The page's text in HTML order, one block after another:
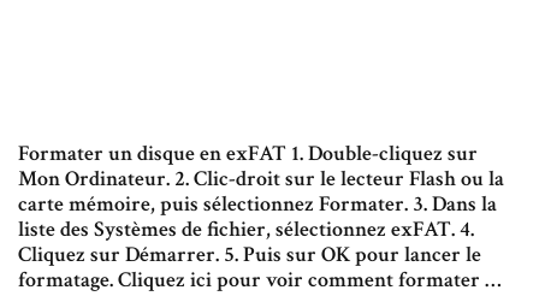
Formater un disque en exFAT 1. Double-cliquez sur
Mon Ordinateur. 2. Clic-droit sur le lecteur Flash ou la
carte mémoire, puis sélectionnez Formater. 3. Dans la
liste des Systèmes de fichier, sélectionnez exFAT. 4.
Cliquez sur Démarrer. 5. Puis sur OK pour lancer le
formatage. Cliquez ici pour voir comment formater …